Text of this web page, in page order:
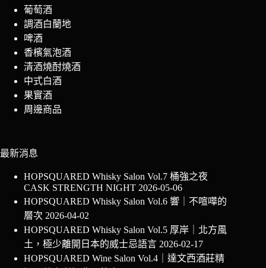
葡萄酒
調酒白蘭地
啤酒
香檳氣泡酒
清酒燒酎燒酒
中式白酒
果實酒
周邊商品
最新消息
HOPSQUARED Whisky Salon Vol.7 桶強之夜
CASK STRENGTH NIGHT 2026-05-06
HOPSQUARED Whisky Salon Vol.6 響｜不喧嘩的
層次 2026-04-02
HOPSQUARED Whisky Salon Vol.5 厚岸｜北方風
土，極少離開日本的威士忌語言 2026-02-17
HOPSQUARED Wine Salon Vol.4｜達文西酒莊精